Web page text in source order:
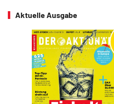
Aktuelle Ausgabe